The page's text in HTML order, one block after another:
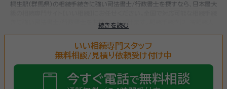
続きを読む
桐生駅(群馬県)の相続手続きに強い司法書士/行政書士を探すなら、日本最大
きに強い司法書士/行政書士をお探しいただけます。
財産が基礎控除額を超えていた場合）など多岐に渡るため、相続手続きに強い
まずは相談しましょう。
いい相続専門スタッフ
無料相談/見積り依頼受け付け中
今すぐ電話で無料相談